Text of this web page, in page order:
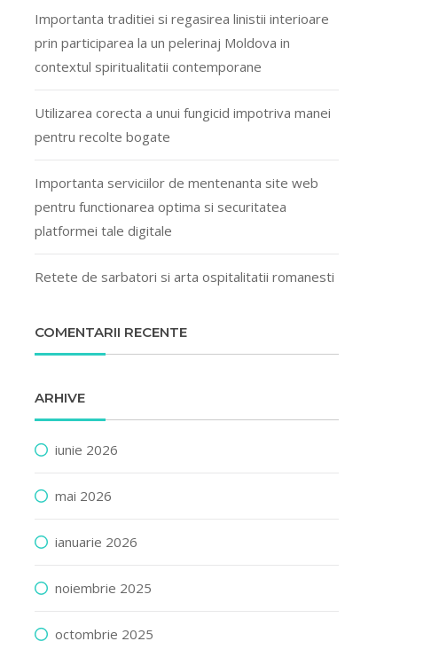
Importanta traditiei si regasirea linistii interioare
prin participarea la un pelerinaj Moldova in
contextul spiritualitatii contemporane
Utilizarea corecta a unui fungicid impotriva manei
pentru recolte bogate
Importanta serviciilor de mentenanta site web
pentru functionarea optima si securitatea
platformei tale digitale
Retete de sarbatori si arta ospitalitatii romanesti
COMENTARII RECENTE
ARHIVE
iunie 2026
mai 2026
ianuarie 2026
noiembrie 2025
octombrie 2025